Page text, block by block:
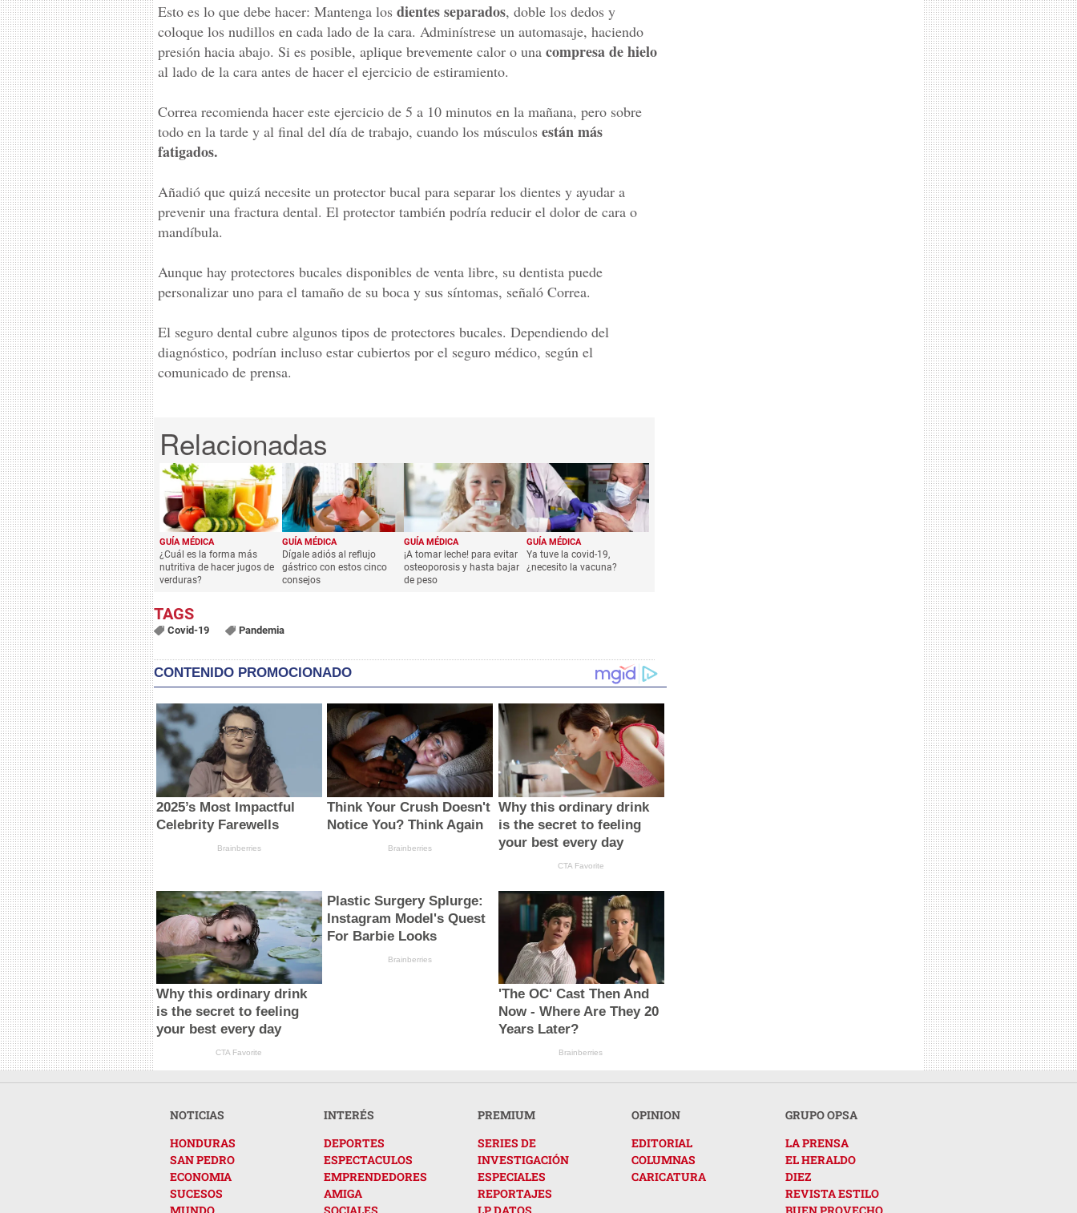
Esto es lo que debe hacer: Mantenga los dientes separados, doble los dedos y
coloque los nudillos en cada lado de la cara. Adminístrese un automasaje, haciendo
presión hacia abajo. Si es posible, aplique brevemente calor o una compresa de hielo
al lado de la cara antes de hacer el ejercicio de estiramiento.
Correa recomienda hacer este ejercicio de 5 a 10 minutos en la mañana, pero sobre
todo en la tarde y al final del día de trabajo, cuando los músculos están más
fatigados.
Añadió que quizá necesite un protector bucal para separar los dientes y ayudar a
prevenir una fractura dental. El protector también podría reducir el dolor de cara o
mandíbula.
Aunque hay protectores bucales disponibles de venta libre, su dentista puede
personalizar uno para el tamaño de su boca y sus síntomas, señaló Correa.
El seguro dental cubre algunos tipos de protectores bucales. Dependiendo del
diagnóstico, podrían incluso estar cubiertos por el seguro médico, según el
comunicado de prensa.
GUÍA MÉDICA
¿Cuál es la forma más
nutritiva de hacer jugos de
verduras?
GUÍA MÉDICA
Dígale adiós al reflujo
gástrico con estos cinco
consejos
GUÍA MÉDICA
¡A tomar leche! para evitar
osteoporosis y hasta bajar
de peso
GUÍA MÉDICA
Ya tuve la covid-19,
¿necesito la vacuna?
Covid-19 Pandemia
CONTENIDO PROMOCIONADO
2025’s Most Impactful
Celebrity Farewells
Brainberries
Think Your Crush Doesn't
Notice You? Think Again
Brainberries
Why this ordinary drink
is the secret to feeling
your best every day
CTA Favorite
Why this ordinary drink
is the secret to feeling
your best every day
CTA Favorite
Plastic Surgery Splurge:
Instagram Model's Quest
For Barbie Looks
Brainberries
'The OC' Cast Then And
Now - Where Are They 20
Years Later?
Brainberries
NOTICIAS
HONDURAS
SAN PEDRO
ECONOMIA
SUCESOS
INTERÉS
DEPORTES
ESPECTACULOS
EMPRENDEDORES
AMIGA
PREMIUM
SERIES DE
INVESTIGACIÓN
ESPECIALES
REPORTAJES
OPINION
EDITORIAL
COLUMNAS
CARICATURA
GRUPO OPSA
LA PRENSA
EL HERALDO
DIEZ
REVISTA ESTILO